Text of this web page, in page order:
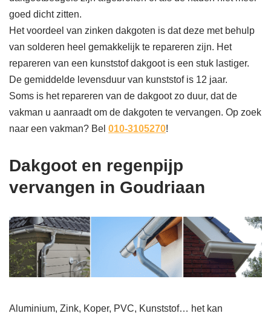
goed dicht zitten.
Het voordeel van zinken dakgoten is dat deze met behulp
van solderen heel gemakkelijk te repareren zijn. Het
repareren van een kunststof dakgoot is een stuk lastiger.
De gemiddelde levensduur van kunststof is 12 jaar.
Soms is het repareren van de dakgoot zo duur, dat de
vakman u aanraadt om de dakgoten te vervangen. Op zoek
naar een vakman? Bel 010-3105270!
Dakgoot en regenpijp
vervangen in Goudriaan
Aluminium, Zink, Koper, PVC, Kunststof… het kan